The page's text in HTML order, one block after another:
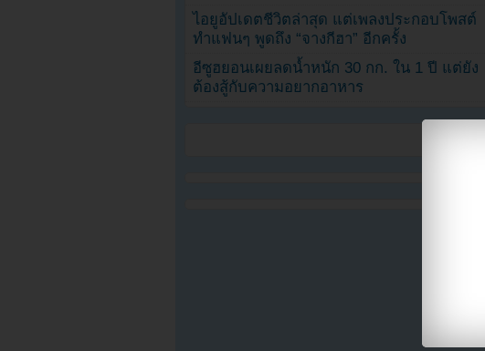
ไอยูอัปเดตชีวิตล่าสุด แต่เพลงประกอบโพสต์
ทำแฟนๆ พูดถึง “จางกีฮา” อีกครั้ง
อีซูฮยอนเผยลดน้ำหนัก 30 กก. ใน 1 ปี แต่ยัง
ต้องสู้กับความอยากอาหาร